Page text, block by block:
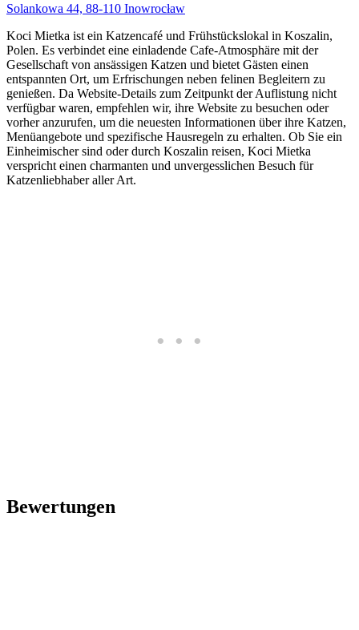
Solankowa 44, 88-110 Inowrocław
Koci Mietka ist ein Katzencafé und Frühstückslokal in Koszalin,
Polen. Es verbindet eine einladende Cafe-Atmosphäre mit der
Gesellschaft von ansässigen Katzen und bietet Gästen einen
entspannten Ort, um Erfrischungen neben felinen Begleitern zu
genießen. Da Website-Details zum Zeitpunkt der Auflistung nicht
verfügbar waren, empfehlen wir, ihre Website zu besuchen oder
vorher anzurufen, um die neuesten Informationen über ihre Katzen,
Menüangebote und spezifische Hausregeln zu erhalten. Ob Sie ein
Einheimischer sind oder durch Koszalin reisen, Koci Mietka
verspricht einen charmanten und unvergesslichen Besuch für
Katzenliebhaber aller Art.
Bewertungen